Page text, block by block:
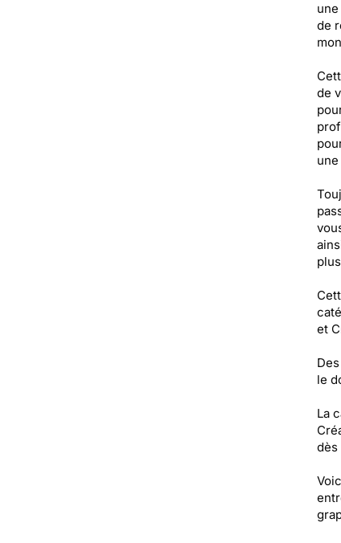
de
de
et
le
La
dès